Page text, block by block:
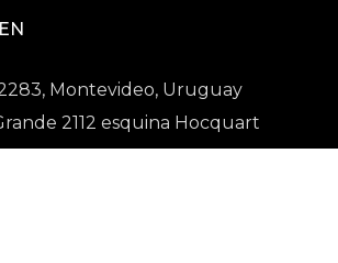
Montevideo, Uruguay
2112 esquina Hocquart